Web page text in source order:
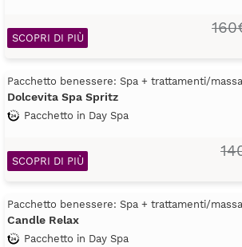
SCOPRI DI PIÙ
Pacchetto benessere: Spa + trattamenti/
Dolcevita Spa Spritz
Pacchetto in Day Spa
SCOPRI DI PIÙ
Pacchetto benessere: Spa + trattamenti/
Candle Relax
Pacchetto in Day Spa